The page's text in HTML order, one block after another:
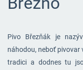
Pivo Březňák je
náhodou, neboť pivovar
tradici a dodnes tu